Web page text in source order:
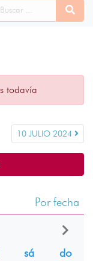
09 JULIO 2024
todavía
10 JULIO 2024
Por fecha
sá
do